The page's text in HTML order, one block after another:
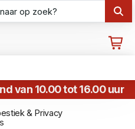
van 10.00 tot 16.00 uur
& Privacy